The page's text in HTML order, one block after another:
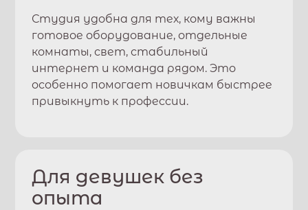
Студия удобна для тех, кому важны
готовое оборудование, отдельные
комнаты, свет, стабильный
интернет и команда рядом. Это
особенно помогает новичкам быстрее
привыкнуть к профессии.
Для девушек без
опыта